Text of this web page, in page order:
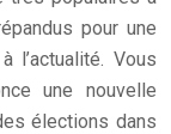
pour une
l’actualité. Vous
une nouvelle
élections dans